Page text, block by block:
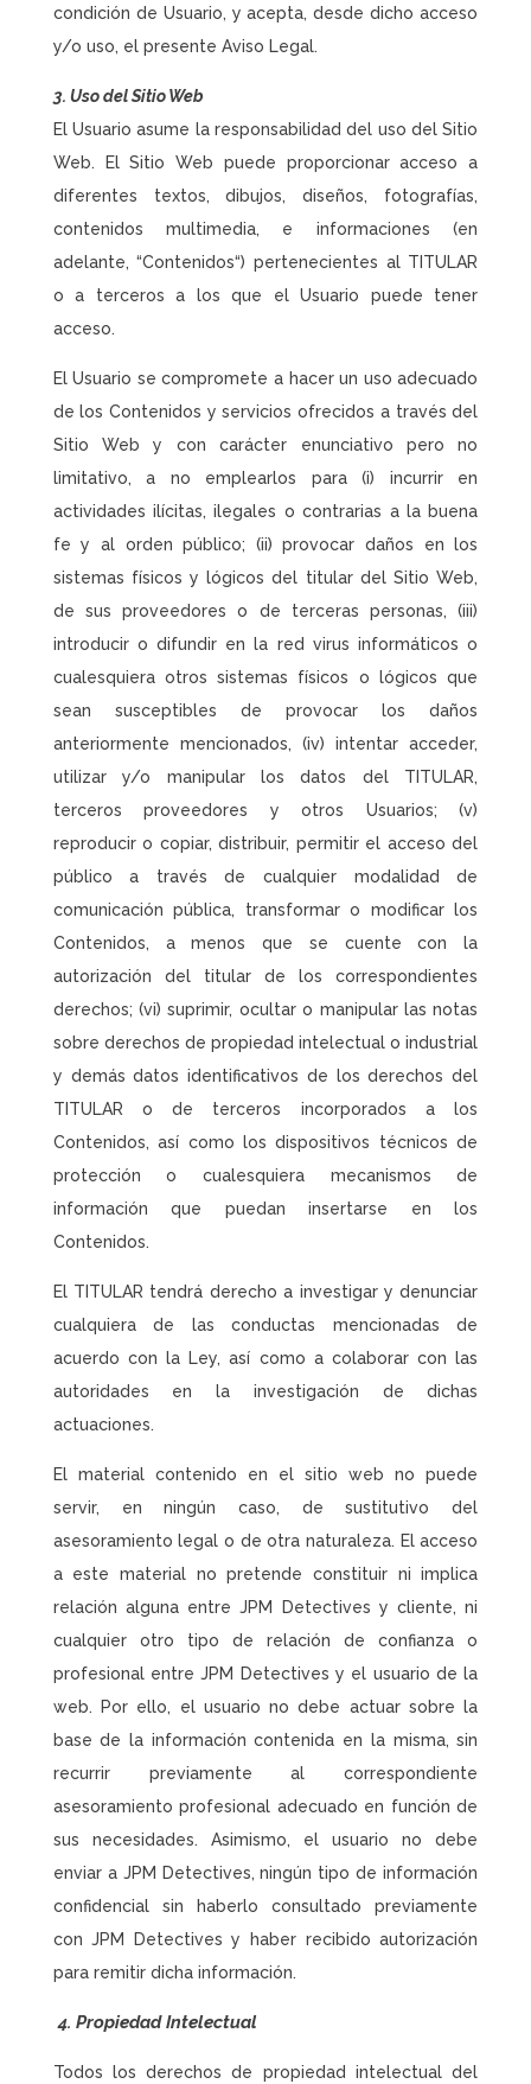
condición de Usuario, y acepta, desde dicho acceso
y/o uso, el presente Aviso Legal.
3. Uso del Sitio Web
El Usuario asume la responsabilidad del uso del Sitio
Web. El Sitio Web puede proporcionar acceso a
diferentes textos, dibujos, diseños, fotografías,
contenidos multimedia, e informaciones (en
adelante, “Contenidos“) pertenecientes al TITULAR
o a terceros a los que el Usuario puede tener
acceso.
El Usuario se compromete a hacer un uso adecuado
de los Contenidos y servicios ofrecidos a través del
Sitio Web y con carácter enunciativo pero no
limitativo, a no emplearlos para (i) incurrir en
actividades ilícitas, ilegales o contrarias a la buena
fe y al orden público; (ii) provocar daños en los
sistemas físicos y lógicos del titular del Sitio Web,
de sus proveedores o de terceras personas, (iii)
introducir o difundir en la red virus informáticos o
cualesquiera otros sistemas físicos o lógicos que
sean susceptibles de provocar los daños
anteriormente mencionados, (iv) intentar acceder,
utilizar y/o manipular los datos del TITULAR,
terceros proveedores y otros Usuarios; (v)
reproducir o copiar, distribuir, permitir el acceso del
público a través de cualquier modalidad de
comunicación pública, transformar o modificar los
Contenidos, a menos que se cuente con la
autorización del titular de los correspondientes
derechos; (vi) suprimir, ocultar o manipular las notas
sobre derechos de propiedad intelectual o industrial
y demás datos identificativos de los derechos del
TITULAR o de terceros incorporados a los
Contenidos, así como los dispositivos técnicos de
protección o cualesquiera mecanismos de
información que puedan insertarse en los
Contenidos.
El TITULAR tendrá derecho a investigar y denunciar
cualquiera de las conductas mencionadas de
acuerdo con la Ley, así como a colaborar con las
autoridades en la investigación de dichas
actuaciones.
El material contenido en el sitio web no puede
servir, en ningún caso, de sustitutivo del
asesoramiento legal o de otra naturaleza. El acceso
a este material no pretende constituir ni implica
relación alguna entre JPM Detectives y cliente, ni
cualquier otro tipo de relación de confianza o
profesional entre JPM Detectives y el usuario de la
web. Por ello, el usuario no debe actuar sobre la
base de la información contenida en la misma, sin
recurrir previamente al correspondiente
asesoramiento profesional adecuado en función de
sus necesidades. Asimismo, el usuario no debe
enviar a JPM Detectives, ningún tipo de información
confidencial sin haberlo consultado previamente
con JPM Detectives y haber recibido autorización
para remitir dicha información.
4. Propiedad Intelectual
Todos los derechos de propiedad intelectual del